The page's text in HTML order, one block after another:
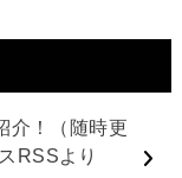
介！（随時更
RSSより